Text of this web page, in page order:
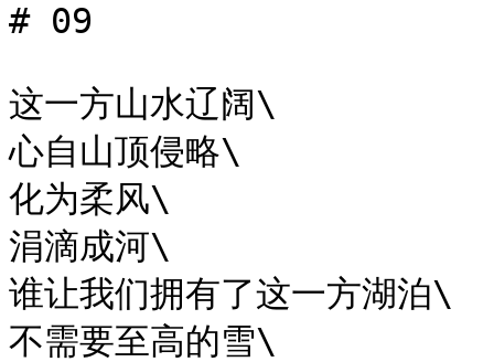
# 09
这一方山水辽阔\
心自山顶侵略\
化为柔风\
涓滴成河\
谁让我们拥有了这一方湖泊\
不需要至高的雪\